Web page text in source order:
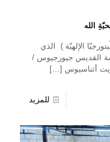
الله
الإلهيّة ) الذي
القديس جيورجيوس /
أثناسيوس […]
للمزيد